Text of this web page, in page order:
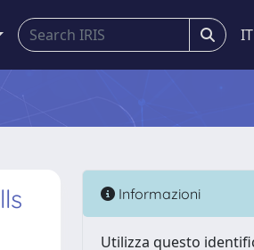
IT
Informazioni
Utilizza questo